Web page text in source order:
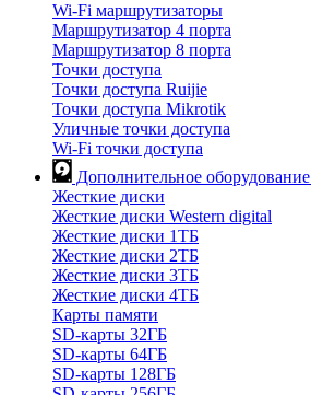
Wi-Fi маршрутизаторы
Маршрутизатор 4 порта
Маршрутизатор 8 порта
Точки доступа
Точки доступа Ruijie
Точки доступа Mikrotik
Уличные точки доступа
Wi-Fi точки доступа
Дополнительное оборудование
Жесткие диски
Жесткие диски Western digital
Жесткие диски 1ТБ
Жесткие диски 2ТБ
Жесткие диски 3ТБ
Жесткие диски 4ТБ
Карты памяти
SD-карты 32ГБ
SD-карты 64ГБ
SD-карты 128ГБ